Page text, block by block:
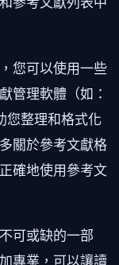
您可以使用一些
管理軟體（如：
您整理和格式化
關於參考文獻格
確地使用參考文
可或缺的一部
專業，可以讓讀